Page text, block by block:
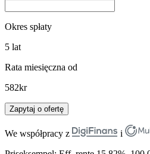
Okres spłaty
5 lat
Rata miesięczna od
582kr
Zapytaj o ofertę
We współpracy z
i